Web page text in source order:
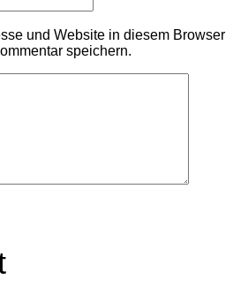
und Website in diesem Browser
speichern.